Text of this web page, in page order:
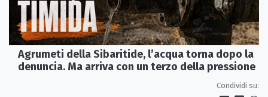
Agrumeti della Sibaritide, l’acqua torna dopo la
denuncia. Ma arriva con un terzo della pressione
Condividi su: